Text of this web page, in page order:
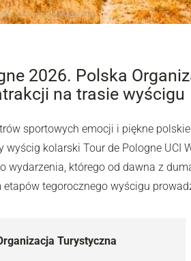
2026. Polska
na trasie wyścigu
sportowych emocji i piękne
wyścig kolarski Tour de Pologne UCI
wydarzenia, którego od dawna z
tegorocznego wyścigu
Turystyczna